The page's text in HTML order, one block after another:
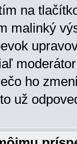
na
malinký
ho
už